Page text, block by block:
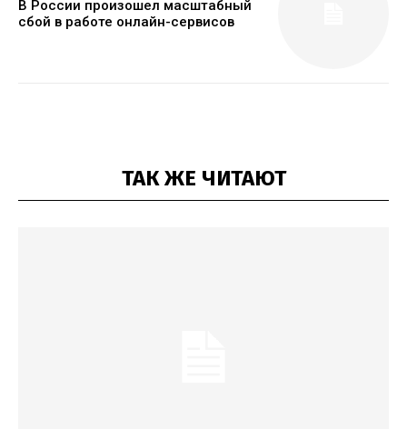
В России произошел масштабный
сбой в работе онлайн-сервисов
ТАК ЖЕ ЧИТАЮТ